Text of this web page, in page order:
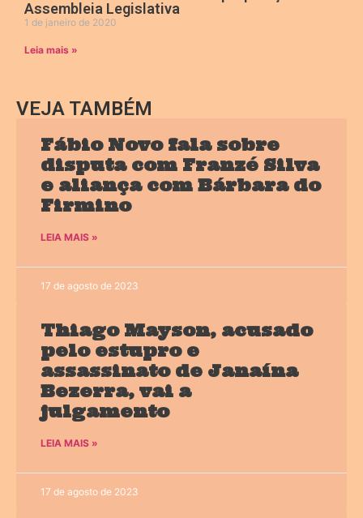
Assembleia Legislativa
1 de janeiro de 2020
Leia mais »
VEJA TAMBÉM
Fábio Novo fala sobre
disputa com Franzé Silva
e aliança com Bárbara do
Firmino
LEIA MAIS »
17 de agosto de 2023
Thiago Mayson, acusado
pelo estupro e
assassinato de Janaína
Bezerra, vai a
julgamento
LEIA MAIS »
17 de agosto de 2023